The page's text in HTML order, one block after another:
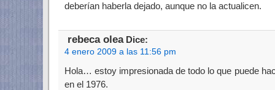
deberían haberla dejado, aunque no la actualicen.
rebeca oleaDice:
4 enero 2009 a las 11:56 pm
Hola… estoy impresionada de todo lo que puede
en el 1976.